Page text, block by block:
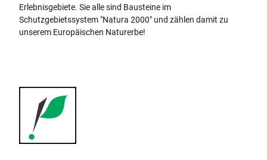
Erlebnisgebiete. Sie alle sind Bausteine im
Schutzgebietssystem "Natura 2000" und zählen damit zu
unserem Europäischen Naturerbe!